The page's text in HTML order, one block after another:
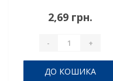
2,69 грн.
- +
ДО КОШИКА